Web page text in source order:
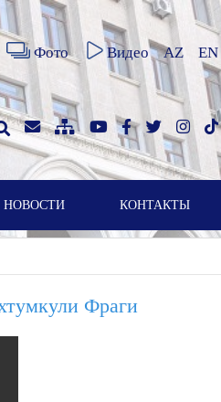
Фото Видео AZ EN
НОВОСТИ КОНТАКТЫ
Фраги